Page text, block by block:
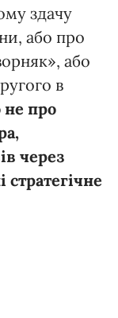
здачу
або про
або
в
не про
через